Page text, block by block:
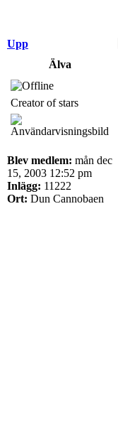
Upp
Älva
Creator of stars
Blev medlem: mån dec
15, 2003 12:52 pm
Inlägg: 11222
Ort: Dun Cannobaen